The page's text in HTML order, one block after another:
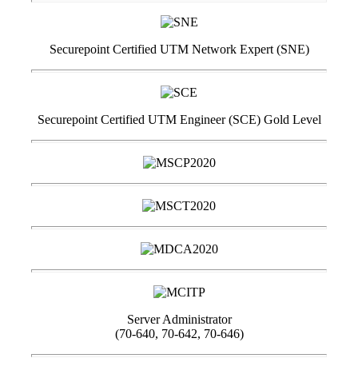
Securepoint Certified UTM Network Expert (SNE)
Securepoint Certified UTM Engineer (SCE) Gold Level
Server Administrator
(70-640, 70-642, 70-646)